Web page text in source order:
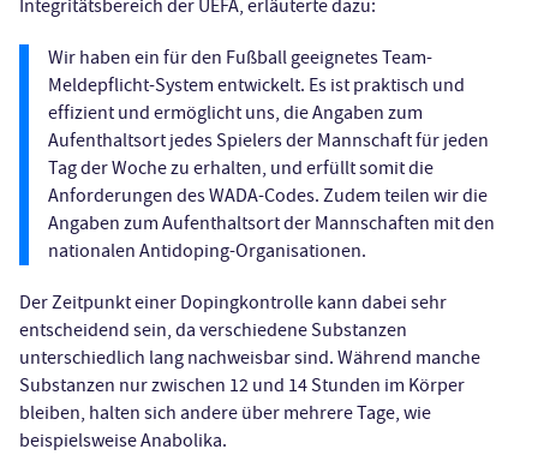
Integritätsbereich der UEFA, erläuterte dazu:
Wir haben ein für den Fußball geeignetes Team-
Meldepflicht-System entwickelt. Es ist praktisch und
effizient und ermöglicht uns, die Angaben zum
Aufenthaltsort jedes Spielers der Mannschaft für jeden
Tag der Woche zu erhalten, und erfüllt somit die
Anforderungen des WADA-Codes. Zudem teilen wir die
Angaben zum Aufenthaltsort der Mannschaften mit den
nationalen Antidoping-Organisationen.
Der Zeitpunkt einer Dopingkontrolle kann dabei sehr
entscheidend sein, da verschiedene Substanzen
unterschiedlich lang nachweisbar sind. Während manche
Substanzen nur zwischen 12 und 14 Stunden im Körper
bleiben, halten sich andere über mehrere Tage, wie
beispielsweise Anabolika.